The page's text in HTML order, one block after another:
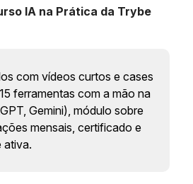
IA na Prática da Trybe
com vídeos curtos e cases
ferramentas com a mão na
Gemini), módulo sobre
mensais, certificado e
ativa.